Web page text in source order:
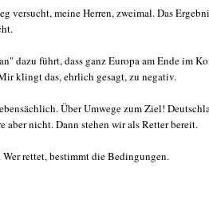
versucht, meine Herren, zweimal. Das
dazu führt, dass ganz Europa am Ende im
klingt das, ehrlich gesagt, zu negativ.
Über Umwege zum Ziel!
aber nicht. Dann stehen wir als Retter bereit.
rettet, bestimmt die Bedingungen.